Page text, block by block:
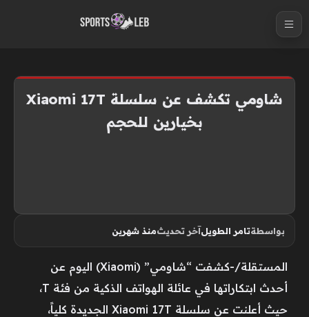
شاومي تكشف عن سلسلة Xiaomi 17T
بخيارين للحجم
بواسطةتامر الطويلآخر تحديثمنذ شهرين
المستقلة/-كشفت “شاومي” (Xiaomi) اليوم عن
أحدث ابتكاراتها في عائلة الهواتف الذكية من فئة T،
حيث أعلنت عن سلسلة Xiaomi 17T الجديدة كلياً،